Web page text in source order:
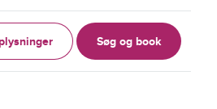
Søg og book